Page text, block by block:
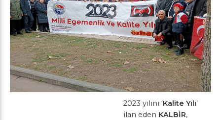
2023 yılını ‘Kalite Yılı’
ilan eden KALBİR,